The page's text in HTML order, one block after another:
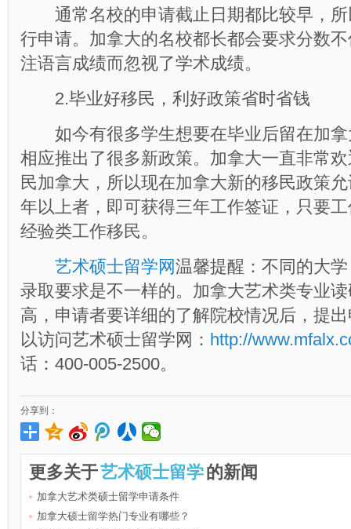
通常名校的申请截止日期都比较早，所
行申请。加拿大的名校都长都会要求分数
注语言成绩而忽视了学术成绩。
2.毕业好移民，利好政策省时省钱
如今有很多学生想要在毕业后留在加拿
相应推出了很多新政策。加拿大一直非常
民加拿大，所以现在加拿大新的移民政策
年以上者，即可获得三年工作签证，只要
经验类工作移民。
艺术硕士留学网温馨提醒：不同的大
录取要求是不一样的。加拿大艺术类专业
高，申请者要详细的了解院校情况后，提
以访问艺术硕士留学网： http://
话：400-005-2500。
分享到：
更多关于艺术硕士留学的新闻
加拿大艺术类硕士留学申请条件
加拿大硕士留学热门专业有哪些？